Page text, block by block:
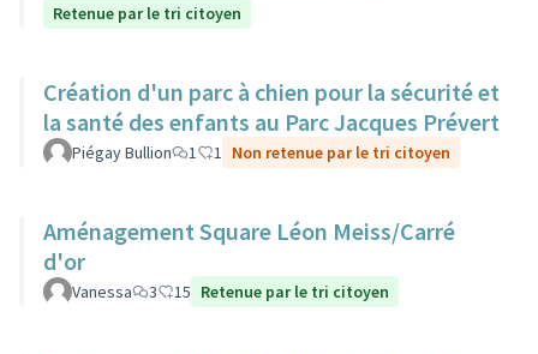
Retenue par le tri citoyen
Création d'un parc à chien pour la sécurité et
la santé des enfants au Parc Jacques Prévert
Piégay Bullion 1 1 Non retenue par le tri citoyen
Aménagement Square Léon Meiss/Carré
d'or
Vanessa 3 15 Retenue par le tri citoyen